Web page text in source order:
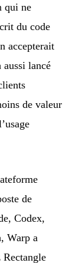
qui ne
du code
accepterait
aussi lancé
de valeur
de
Codex,
Warp a
Rectangle